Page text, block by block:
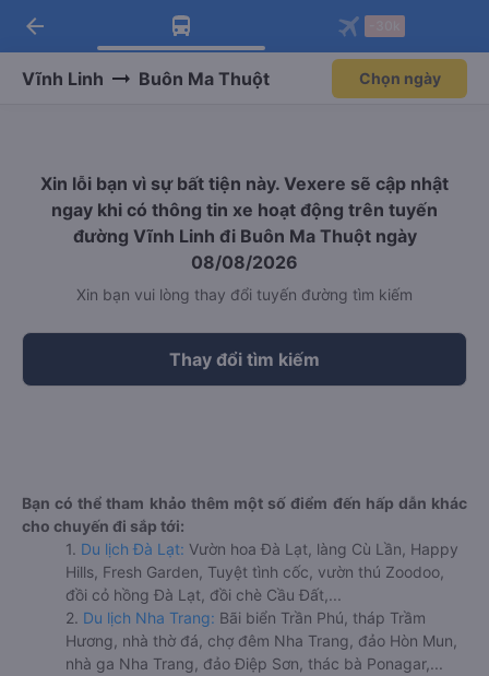
Tải app Vexere ngay!
Nhận ưu đãi thành viên độc
Mở app
Tải app Vexere
-30k/ghế khi đặt vé máy bay qua
Mở app
arrow_back
Vĩnh Linh Buôn Ma Thuột Chọn ngày
Xin lỗi bạn vì sự bất tiện này. Vexere sẽ cập nhật
ngay khi có thông tin xe hoạt động trên tuyến
đường Vĩnh Linh đi Buôn Ma Thuột ngày
08/08/2026
Xin bạn vui lòng thay đổi tuyến đường tìm kiếm
Thay đổi tìm kiếm
Bạn có thể tham khảo thêm một số điểm đến hấp dẫn khác
cho chuyến đi sắp tới:
1. Du lịch Đà Lạt: Vườn hoa Đà Lạt, làng Cù Lần, Happy
Hills, Fresh Garden, Tuyệt tình cốc, vườn thú Zoodoo,
đồi cỏ hồng Đà Lạt, đồi chè Cầu Đất,...
2. Du lịch Nha Trang: Bãi biển Trần Phú, tháp Trầm
Hương, nhà thờ đá, chợ đêm Nha Trang, đảo Hòn Mun,
nhà ga Nha Trang, đảo Điệp Sơn, thác bà Ponagar,...